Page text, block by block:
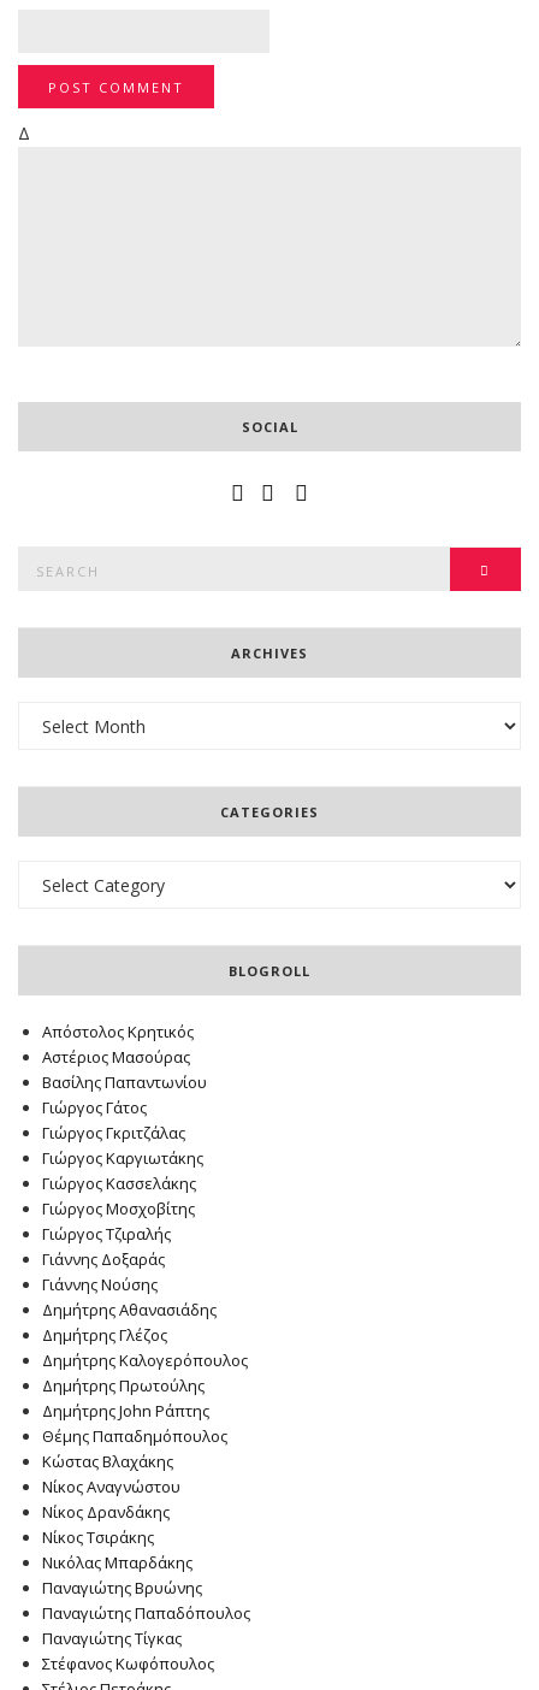
Δ
SOCIAL
for:
ARCHIVES
CATEGORIES
BLOGROLL
Απόστολος Κρητικός
Αστέριος Μασούρας
Βασίλης Παπαντωνίου
Γιώργος Γάτος
Γιώργος Γκριτζάλας
Γιώργος Καργιωτάκης
Γιώργος Κασσελάκης
Γιώργος Μοσχοβίτης
Γιώργος Τζιραλής
Γιάννης Δοξαράς
Γιάννης Νούσης
Δημήτρης Αθανασιάδης
Δημήτρης Γλέζος
Δημήτρης Καλογερόπουλος
Δημήτρης Πρωτούλης
Δημήτρης John Ράπτης
Θέμης Παπαδημόπουλος
Κώστας Βλαχάκης
Νίκος Αναγνώστου
Νίκος Δρανδάκης
Νίκος Τσιράκης
Νικόλας Μπαρδάκης
Παναγιώτης Βρυώνης
Παναγιώτης Παπαδόπουλος
Παναγιώτης Τίγκας
Στέφανος Κωφόπουλος